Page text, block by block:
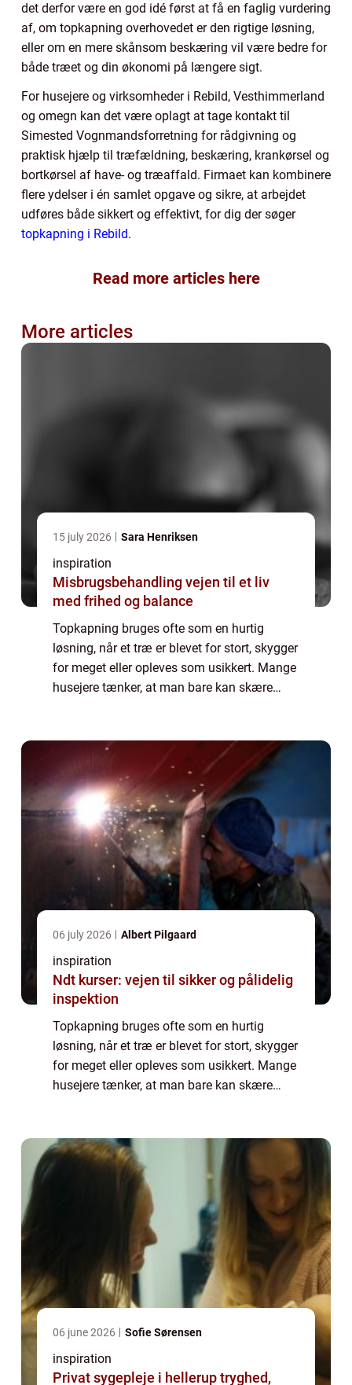
det derfor være en god idé først at få en faglig vurdering
af, om topkapning overhovedet er den rigtige løsning,
eller om en mere skånsom beskæring vil være bedre for
både træet og din økonomi på længere sigt.
For husejere og virksomheder i Rebild, Vesthimmerland
og omegn kan det være oplagt at tage kontakt til
Simested Vognmandsforretning for rådgivning og
praktisk hjælp til træfældning, beskæring, krankørsel og
bortkørsel af have- og træaffald. Firmaet kan kombinere
flere ydelser i én samlet opgave og sikre, at arbejdet
udføres både sikkert og effektivt, for dig der søger
topkapning i Rebild.
Read more articles here
More articles
15 july 2026 Sara Henriksen
inspiration
Misbrugsbehandling vejen til et liv
med frihed og balance
Topkapning bruges ofte som en hurtig
løsning, når et træ er blevet for stort, skygger
for meget eller opleves som usikkert. Mange
husejere tænker, at man bare kan skære
06 july 2026 Albert Pilgaard
inspiration
Ndt kurser: vejen til sikker og pålidelig
inspektion
Topkapning bruges ofte som en hurtig
løsning, når et træ er blevet for stort, skygger
for meget eller opleves som usikkert. Mange
husejere tænker, at man bare kan skære
06 june 2026 Sofie Sørensen
inspiration
Privat sygepleje i hellerup tryghed,